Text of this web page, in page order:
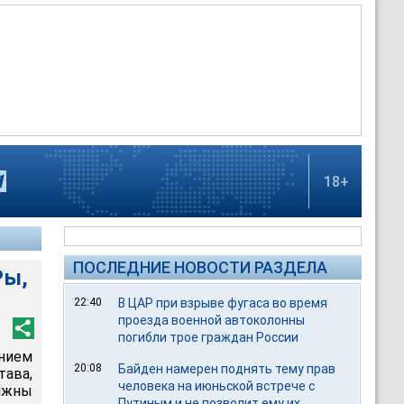
18+
ПОСЛЕДНИЕ НОВОСТИ РАЗДЕЛА
22:40
В ЦАР при взрыве фугаса во время
проезда военной автоколонны
погибли трое граждан России
20:08
Байден намерен поднять тему прав
человека на июньской встрече с